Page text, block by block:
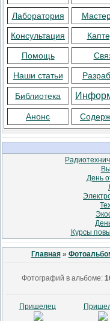
Лаборатория
Консультация
Помощь
Наши статьи
Библиотека
Анонс
День
Курсы
Главная»
Фотографий в альбоме:
Пришелец